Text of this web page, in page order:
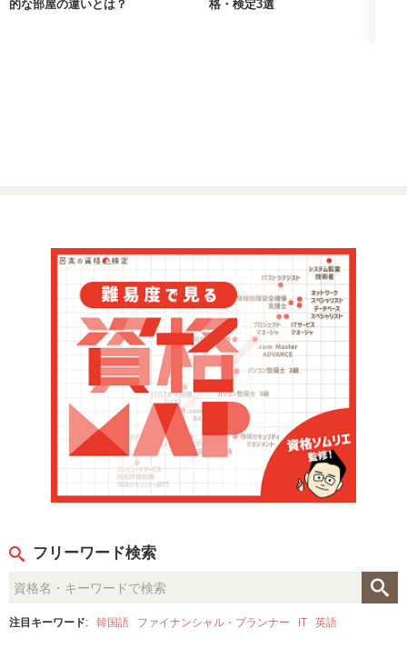
的な部屋の違いとは？ 格・検定3選
フリーワード検索
注目キーワード: 韓国語 ファイナンシャル・プランナー IT 英語